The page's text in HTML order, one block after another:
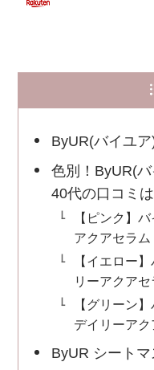
ByUR(バイユ
色別！ByUR(
40代の口コミは
【ピンク】
アクアセラム
【イエロー
リーアクア
【グリーン
デイリーアク
ByUR シート